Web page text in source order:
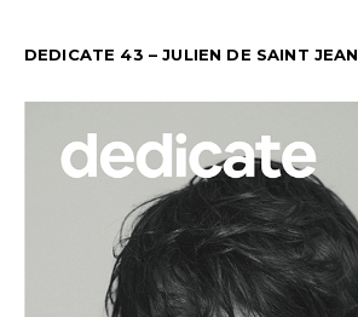
DEDICATE 43 – JULIEN DE SAINT JEAN